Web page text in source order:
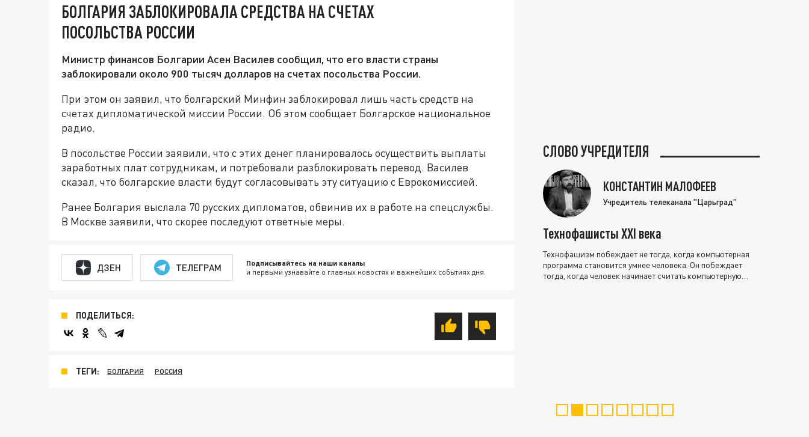
БОЛГАРИЯ ЗАБЛОКИРОВАЛА СРЕДСТВА НА СЧЕТАХ
ПОСОЛЬСТВА РОССИИ
Министр финансов Болгарии Асен Василев сообщил, что его власти страны
заблокировали около 900 тысяч долларов на счетах посольства России.
При этом он заявил, что болгарский Минфин заблокировал лишь часть средств на
счетах дипломатической миссии России. Об этом сообщает Болгарское национальное
радио.
В посольстве России заявили, что с этих денег планировалось осуществить выплаты
заработных плат сотрудникам, и потребовали разблокировать перевод. Василев
сказал, что болгарские власти будут согласовывать эту ситуацию с Еврокомиссией.
Ранее Болгария выслала 70 русских дипломатов, обвинив их в работе на спецслужбы.
В Москве заявили, что скорее последуют ответные меры.
ДЗЕН ТЕЛЕГРАМ Подписывайтесь на наши каналы
и первыми узнавайте о главных новостях и важнейших событиях дня.
ПОДЕЛИТЬСЯ:
ТЕГИ: БОЛГАРИЯ РОССИЯ
СЛОВО УЧРЕДИТЕЛЯ
КОНСТАНТИН МАЛОФЕЕВ
Учредитель телеканала "Царьград"
Технофашисты XXI века
Технофашизм побеждает не тогда, когда компьютерная
программа становится умнее человека. Он побеждает
тогда, когда человек начинает считать компьютерную